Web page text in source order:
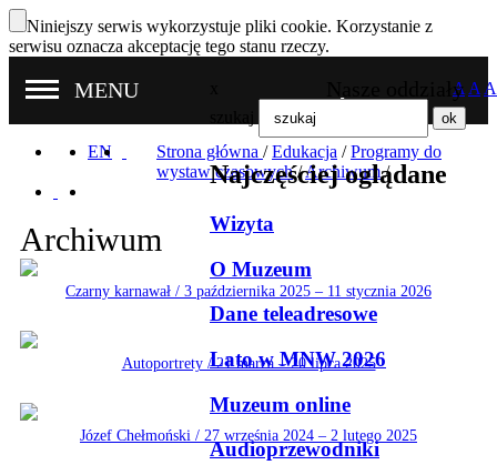
Niniejszy serwis wykorzystuje pliki cookie. Korzystanie z
serwisu oznacza akceptację tego stanu rzeczy.
Nasze oddziały
MENU
Najczęściej oglądane
Wizyta
O Muzeum
Dane teleadresowe
Lato w MNW 2026
Muzeum online
Audioprzewodniki
A A A
EN Strona główna / Edukacja /Programy do
wystaw czasowych/Archiwum/
Archiwum
Czarny karnawał / 3 października 2025 – 11 stycznia 2026
Autoportrety / 21 marca – 20 lipca 2025
Józef Chełmoński / 27 września 2024 – 2 lutego 2025